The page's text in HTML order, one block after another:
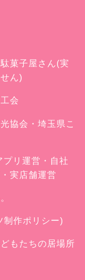
駄菓子屋さん(実
ん)
会
協会・埼玉県こ
リ運営・自社
実店舗運営
制作ポリシー)
もたちの居場所